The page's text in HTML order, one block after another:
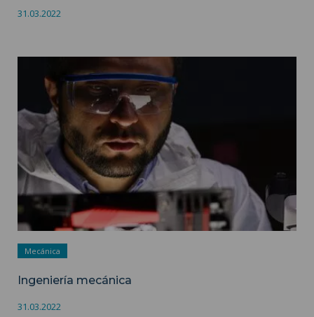
31.03.2022
Mecánica
Ingeniería mecánica
31.03.2022